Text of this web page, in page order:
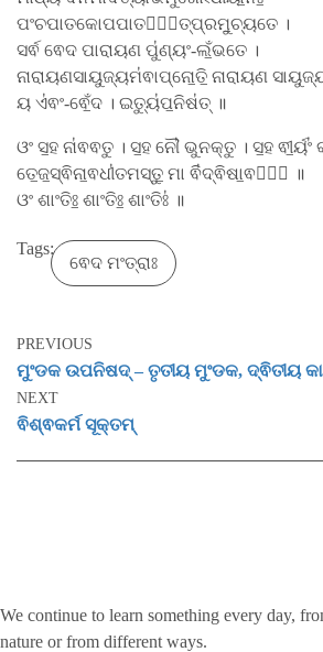
ପଂଚପାତକୋପପାତକା᳚ତ୍ପ୍ରମୁ॒ଚ୍ୟତେ ।
ସର୍ଵ ଵେଦ ପାରାୟଣ ପୁ॑ଣ୍ୟଂ-ଲଁ॒ଭତେ ।
ନାରାୟଣସାୟୁଜ୍ୟମ॑ଵାପ୍ନୋ॒ତି॒ ନାରାୟଣ
ୟ ଏ॑ଵଂ-ଵେଁ॒ଦ । ଇତ୍ୟୁ॑ପ॒ନିଷ॑ତ୍ ॥
ଓଂ ସ॒ହ ନା॑ଵଵତୁ । ସ॒ହ ନୌ॑ ଭୁନକ୍ତୁ । ସ॒ହ ଵୀ॒ର୍ୟଂ॑
ତେ॒ଜ॒ସ୍ଵିନା॒ଵଧୀ॑ତମସ୍ତୁ॒ ମା ଵି॑ଦ୍ଵିଷା॒ଵହୈ᳚ ॥
ଓଂ ଶାଂତିଃ॒ ଶାଂତିଃ॒ ଶାଂତିଃ॑ ॥
Tags:
ଵେଦ ମଂତ୍ରାଃ
PREVIOUS
ମୁଂଡକ ଉପନିଷଦ୍ – ତୃତୀୟ ମୁଂଡକ, ଦ୍ଵିତୀୟ
NEXT
ଵିଶ୍ଵକର୍ମ ସୂକ୍ତମ୍
We continue to learn something every day,
nature or from different ways.